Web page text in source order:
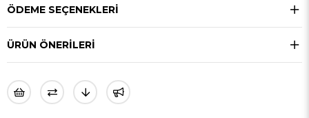
ÖDEME SEÇENEKLERI
ÜRÜN ÖNERILERI